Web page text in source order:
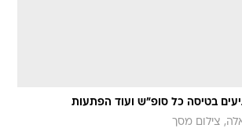
בטיסה כל סופ"ש ועוד הפתעות
צילום מסך